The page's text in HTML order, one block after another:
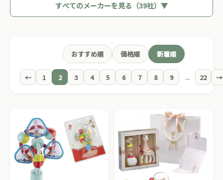
すべてのメーカーを見る（39社）▼
おすすめ順 価格順 新着順
← 1 2 3 4 5 6 7 8 9 ... 22 →